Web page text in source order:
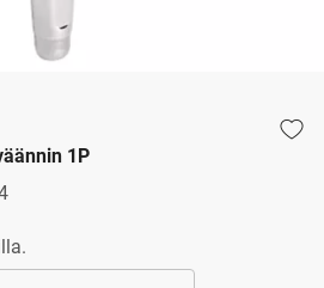
1P